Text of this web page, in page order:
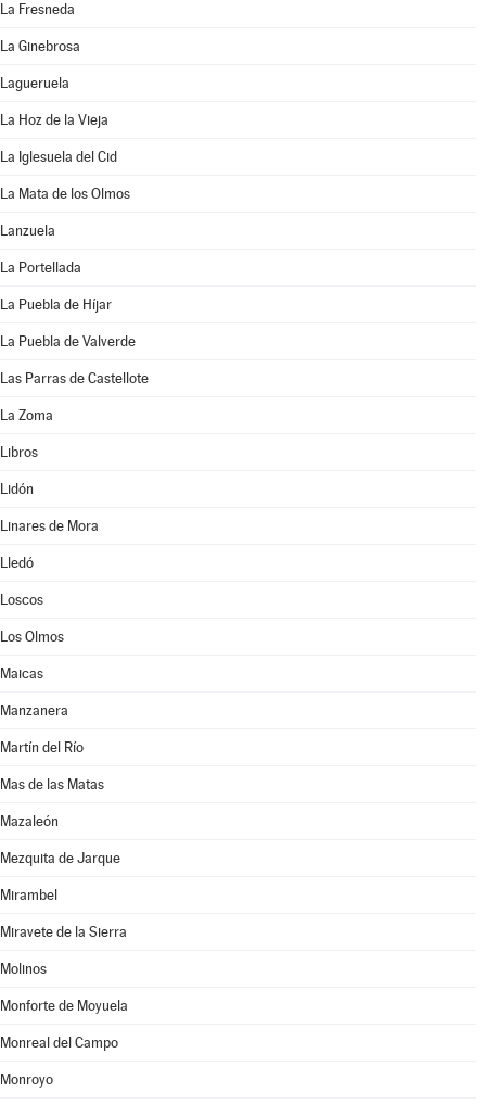
La Fresneda
La Ginebrosa
Lagueruela
La Hoz de la Vieja
La Iglesuela del Cid
La Mata de los Olmos
Lanzuela
La Portellada
La Puebla de Híjar
La Puebla de Valverde
Las Parras de Castellote
La Zoma
Libros
Lidón
Linares de Mora
Lledó
Loscos
Los Olmos
Maicas
Manzanera
Martín del Río
Mas de las Matas
Mazaleón
Mezquita de Jarque
Mirambel
Miravete de la Sierra
Molinos
Monforte de Moyuela
Monreal del Campo
Monroyo